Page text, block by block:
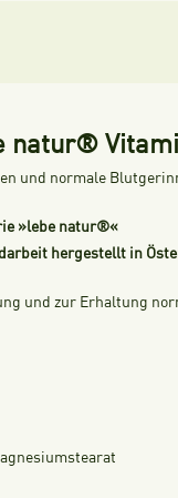
natur®
und normale
»lebe natur®«
hergestellt in
und zur Erhaltung